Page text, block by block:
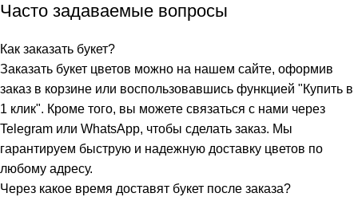
Часто задаваемые вопросы
Как заказать букет?
Заказать букет цветов можно на нашем сайте, оформив
заказ в корзине или воспользовавшись функцией "Купить в
1 клик". Кроме того, вы можете связаться с нами через
Telegram или WhatsApp, чтобы сделать заказ. Мы
гарантируем быструю и надежную доставку цветов по
любому адресу.
Через какое время доставят букет после заказа?